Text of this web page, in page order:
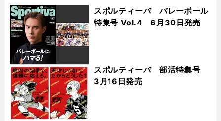
スポルティーバ バレーボール
特集号 Vol.4 6月30日発売
スポルティーバ 部活特集号
3月16日発売